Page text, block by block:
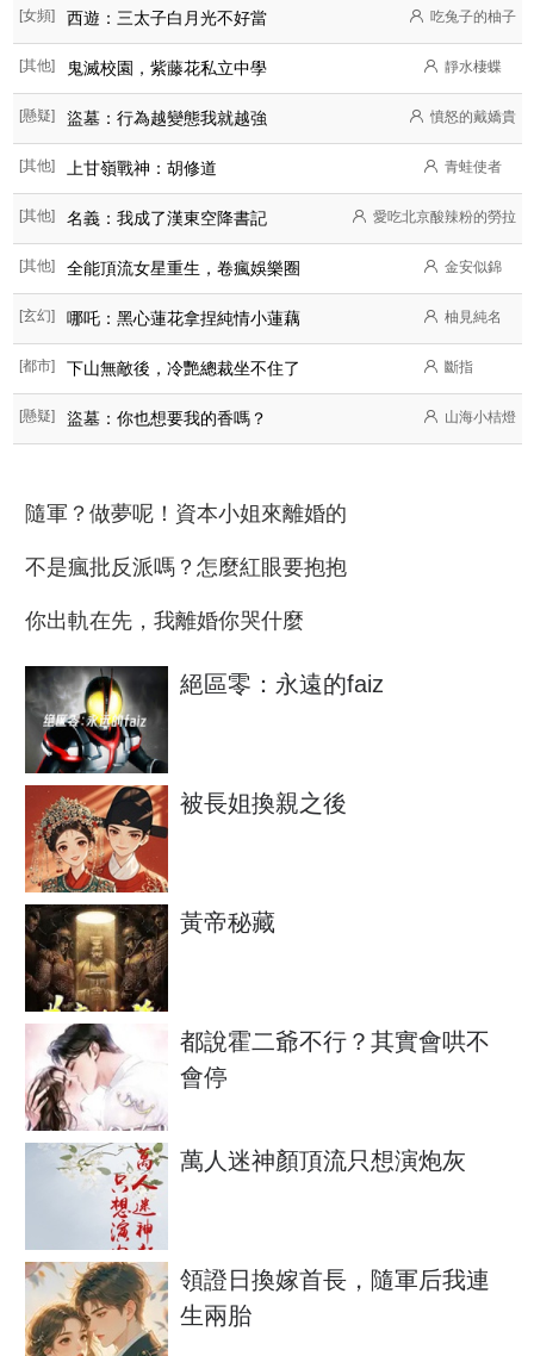
[女頻] 西遊：三太子白月光不好當 吃兔子的柚子
[其他] 鬼滅校園，紫藤花私立中學 靜水棲蝶
[懸疑] 盜墓：行為越變態我就越強 憤怒的戴嬌貴
[其他] 上甘嶺戰神：胡修道 青蛙使者
[其他] 名義：我成了漢東空降書記 愛吃北京酸辣粉的勞拉
[其他] 全能頂流女星重生，卷瘋娛樂圈 金安似錦
[玄幻] 哪吒：黑心蓮花拿捏純情小蓮藕 柚見純名
[都市] 下山無敵後，冷艷總裁坐不住了 斷指
[懸疑] 盜墓：你也想要我的香嗎？ 山海小桔燈
隨軍？做夢呢！資本小姐來離婚的
不是瘋批反派嗎？怎麼紅眼要抱抱
你出軌在先，我離婚你哭什麼
絕區零：永遠的faiz
被長姐換親之後
黃帝秘藏
都說霍二爺不行？其實會哄不
會停
萬人迷神顏頂流只想演炮灰
領證日換嫁首長，隨軍后我連
生兩胎